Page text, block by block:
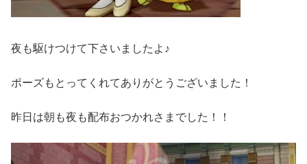
夜も駆けつけて下さいましたよ♪
ポーズもとってくれてありがとうございました！
昨日は朝も夜も配布おつかれさまでした！！